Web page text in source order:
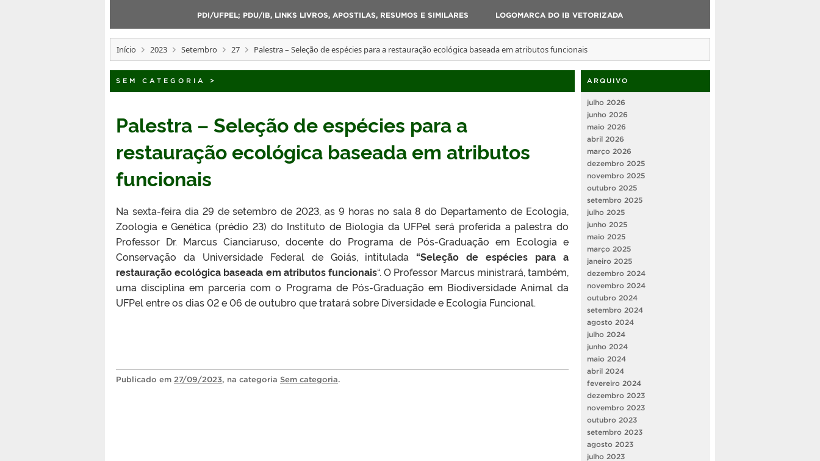
PDI/UFPEL; PDU/IB, LINKS LIVROS, APOSTILAS, RESUMOS E SIMILARES LOGOMARCA DO IB VETORIZADA
Início 2023 Setembro 27 Palestra – Seleção de espécies para a restauração ecológica baseada em atributos funcionais
SEM CATEGORIA >
Palestra – Seleção de espécies para a
restauração ecológica baseada em atributos
funcionais
Na sexta-feira dia 29 de setembro de 2023, as 9 horas no sala 8 do Departamento de Ecologia,
Zoologia e Genética (prédio 23) do Instituto de Biologia da UFPel será proferida a palestra do
Professor Dr. Marcus Cianciaruso, docente do Programa de Pós-Graduação em Ecologia e
Conservação da Universidade Federal de Goiás, intitulada “Seleção de espécies para a
restauração ecológica baseada em atributos funcionais“. O Professor Marcus ministrará, também,
uma disciplina em parceria com o Programa de Pós-Graduação em Biodiversidade Animal da
UFPel entre os dias 02 e 06 de outubro que tratará sobre Diversidade e Ecologia Funcional.
Publicado em 27/09/2023, na categoria Sem categoria.
ARQUIVO
julho 2026
junho 2026
maio 2026
abril 2026
março 2026
dezembro 2025
novembro 2025
outubro 2025
setembro 2025
julho 2025
junho 2025
maio 2025
março 2025
janeiro 2025
dezembro 2024
novembro 2024
outubro 2024
setembro 2024
agosto 2024
julho 2024
junho 2024
maio 2024
abril 2024
fevereiro 2024
dezembro 2023
novembro 2023
outubro 2023
setembro 2023
agosto 2023
julho 2023